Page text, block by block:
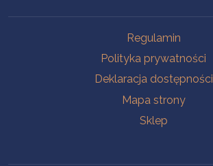
Regulamin
Polityka prywatności
Deklaracja dostępności
Mapa strony
Sklep